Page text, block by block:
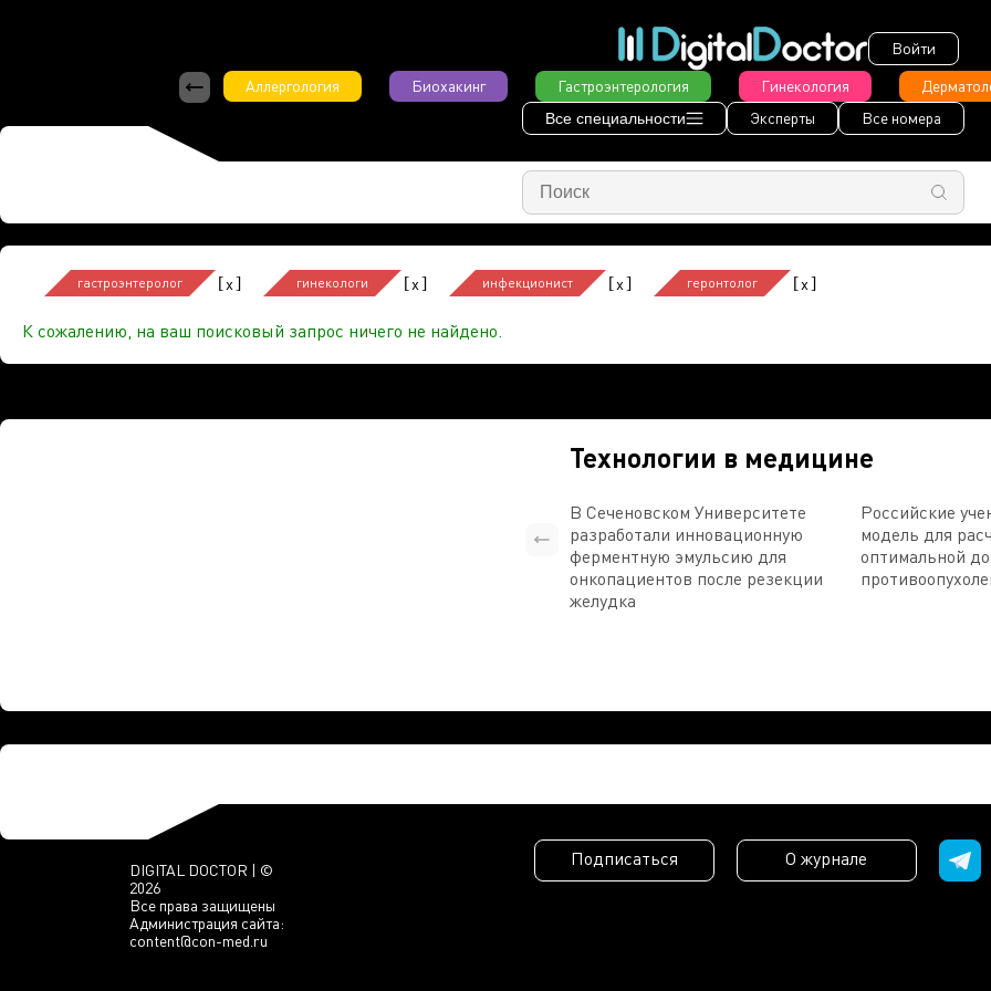
Войти
Аллергология
Биохакинг Гастроэнтерология Гинекология
Все специальности Эксперты Все номера
гастроэнтеролог [x] гинекологи [x] инфекционист [x] геронтолог [x]
К сожалению, на ваш поисковый запрос ничего не найдено.
Технологии в медицине
В Сеченовском Университете
разработали инновационную
ферментную эмульсию для
онкопациентов после резекции
желудка
Российские
модель для
оптимальной
DIGITAL DOCTOR | ©
2026
Все права защищены
Администрация сайта:
content@con-med.ru
Подписаться О журнале